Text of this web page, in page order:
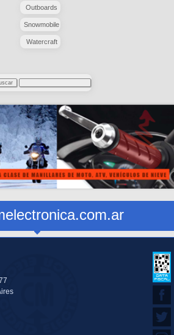
Outboards
Snowmobile
Watercraft